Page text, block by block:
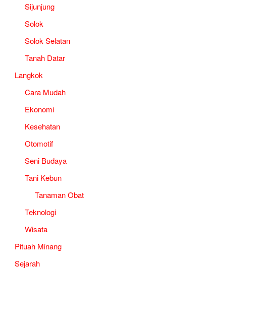
Sijunjung
Solok
Solok Selatan
Tanah Datar
Langkok
Cara Mudah
Ekonomi
Kesehatan
Otomotif
Seni Budaya
Tani Kebun
Tanaman Obat
Teknologi
Wisata
Pituah Minang
Sejarah